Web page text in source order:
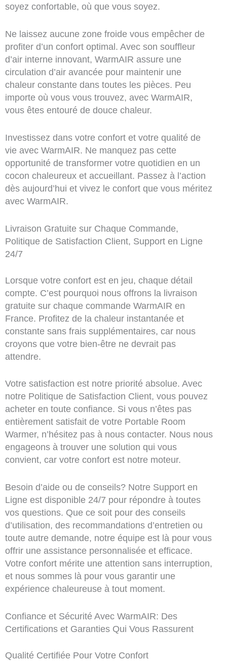
soyez confortable, où que vous soyez.
Ne laissez aucune zone froide vous empêcher de
profiter d’un confort optimal. Avec son souffleur
d’air interne innovant, WarmAIR assure une
circulation d’air avancée pour maintenir une
chaleur constante dans toutes les pièces. Peu
importe où vous vous trouvez, avec WarmAIR,
vous êtes entouré de douce chaleur.
Investissez dans votre confort et votre qualité de
vie avec WarmAIR. Ne manquez pas cette
opportunité de transformer votre quotidien en un
cocon chaleureux et accueillant. Passez à l’action
dès aujourd’hui et vivez le confort que vous méritez
avec WarmAIR.
Livraison Gratuite sur Chaque Commande,
Politique de Satisfaction Client, Support en Ligne
24/7
Lorsque votre confort est en jeu, chaque détail
compte. C’est pourquoi nous offrons la livraison
gratuite sur chaque commande WarmAIR en
France. Profitez de la chaleur instantanée et
constante sans frais supplémentaires, car nous
croyons que votre bien-être ne devrait pas
attendre.
Votre satisfaction est notre priorité absolue. Avec
notre Politique de Satisfaction Client, vous pouvez
acheter en toute confiance. Si vous n’êtes pas
entièrement satisfait de votre Portable Room
Warmer, n’hésitez pas à nous contacter. Nous nous
engageons à trouver une solution qui vous
convient, car votre confort est notre moteur.
Besoin d’aide ou de conseils? Notre Support en
Ligne est disponible 24/7 pour répondre à toutes
vos questions. Que ce soit pour des conseils
d’utilisation, des recommandations d’entretien ou
toute autre demande, notre équipe est là pour vous
offrir une assistance personnalisée et efficace.
Votre confort mérite une attention sans interruption,
et nous sommes là pour vous garantir une
expérience chaleureuse à tout moment.
Confiance et Sécurité Avec WarmAIR: Des
Certifications et Garanties Qui Vous Rassurent
Qualité Certifiée Pour Votre Confort